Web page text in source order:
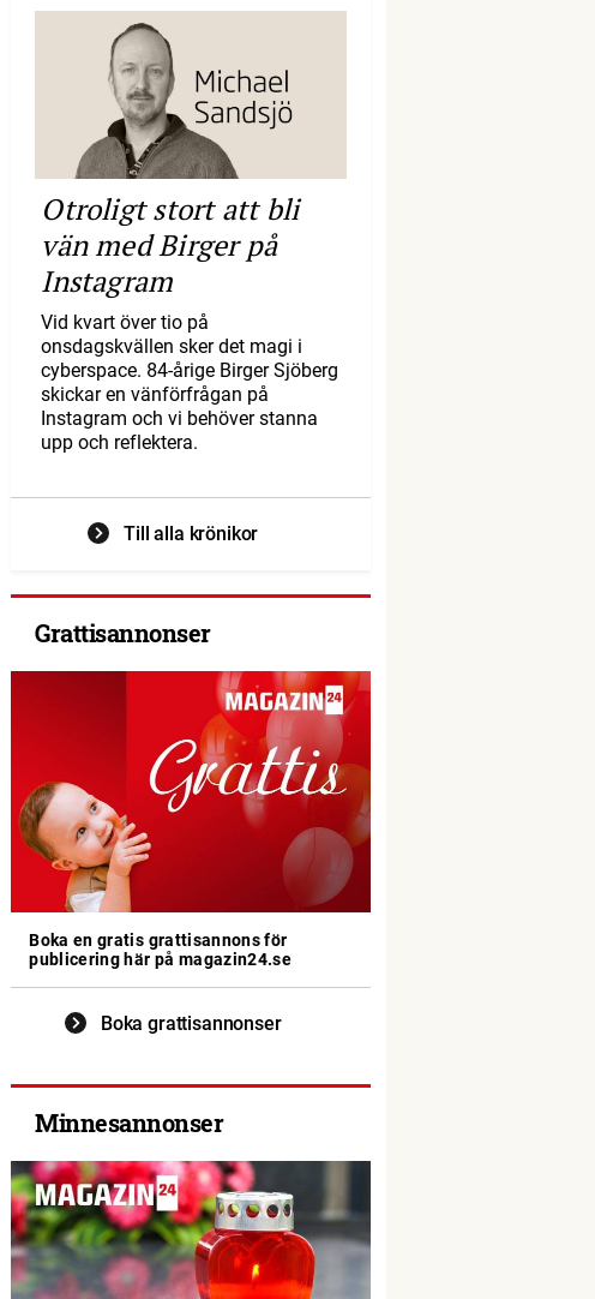
Otroligt stort att bli
vän med Birger på
Instagram
Vid kvart över tio på
onsdagskvällen sker det magi i
cyberspace. 84-årige Birger Sjöberg
skickar en vänförfrågan på
Instagram och vi behöver stanna
upp och reflektera.
Till alla krönikor
Grattisannonser
Boka en gratis grattisannons för
publicering här på magazin24.se
Boka grattisannonser
Minnesannonser